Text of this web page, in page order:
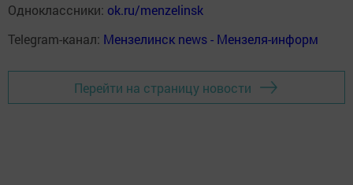
Одноклассники: ok.ru/menzelinsk
Telegram-канал: Мензелинск news - Мензеля-информ
Перейти на страницу новости